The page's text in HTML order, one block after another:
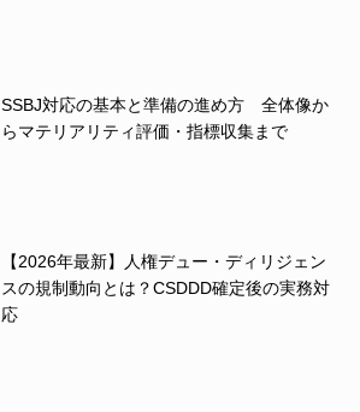
SSBJ対応の基本と準備の進め方 全体像か
らマテリアリティ評価・指標収集まで
【2026年最新】人権デュー・ディリジェン
スの規制動向とは？CSDDD確定後の実務対
応